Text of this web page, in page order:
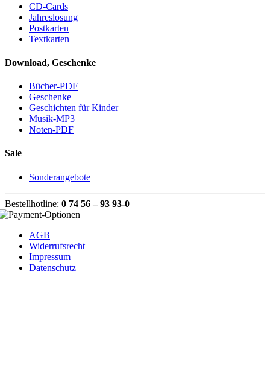
CD-Cards
Jahreslosung
Postkarten
Textkarten
Download, Geschenke
Bücher-PDF
Geschenke
Geschichten für Kinder
Musik-MP3
Noten-PDF
Sale
Sonderangebote
Bestellhotline: 0 74 56 – 93 93-0
AGB
Widerrufsrecht
Impressum
Datenschutz